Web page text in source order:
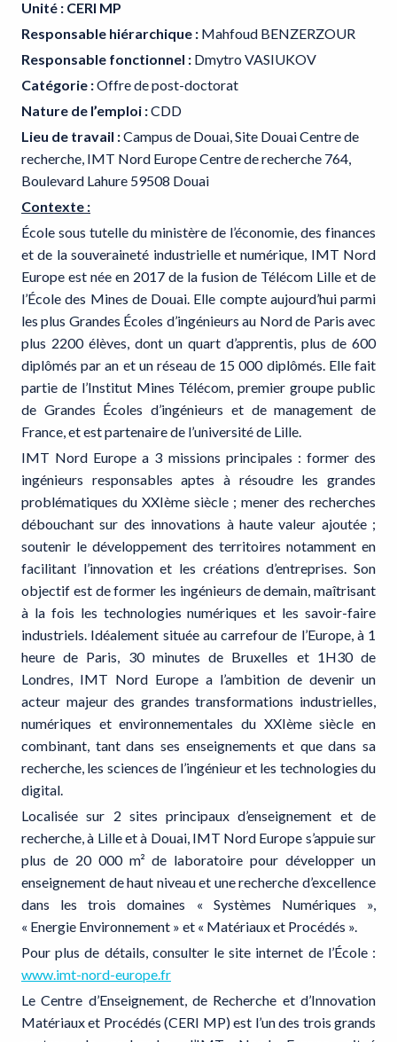
Unité : CERI MP
Responsable hiérarchique : Mahfoud BENZERZOUR
Responsable fonctionnel : Dmytro VASIUKOV
Catégorie :Offre de post-doctorat
Nature de l’emploi :CDD
Lieu de travail :Campus de Douai, Site Douai Centre de
recherche, IMT Nord Europe Centre de recherche 764,
Boulevard Lahure 59508 Douai
Contexte :
École sous tutelle du ministère de l’économie, des finances
et de la souveraineté industrielle et numérique, IMT Nord
Europe est née en 2017 de la fusion de Télécom Lille et de
l’École des Mines de Douai. Elle compte aujourd’hui parmi
les plus Grandes Écoles d’ingénieurs au Nord de Paris avec
plus 2200 élèves, dont un quart d’apprentis, plus de 600
diplômés par an et un réseau de 15 000 diplômés. Elle fait
partie de l’Institut Mines Télécom, premier groupe public
de Grandes Écoles d’ingénieurs et de management de
France, et est partenaire de l’université de Lille.
IMT Nord Europe a 3 missions principales : former des
ingénieurs responsables aptes à résoudre les grandes
problématiques du XXIème siècle ; mener des recherches
débouchant sur des innovations à haute valeur ajoutée ;
soutenir le développement des territoires notamment en
facilitant l’innovation et les créations d’entreprises. Son
objectif est de former les ingénieurs de demain, maîtrisant
à la fois les technologies numériques et les savoir-faire
industriels. Idéalement située au carrefour de l’Europe, à 1
heure de Paris, 30 minutes de Bruxelles et 1H30 de
Londres, IMT Nord Europe a l’ambition de devenir un
acteur majeur des grandes transformations industrielles,
numériques et environnementales du XXIème siècle en
combinant, tant dans ses enseignements et que dans sa
recherche, les sciences de l’ingénieur et les technologies du
digital.
Localisée sur 2 sites principaux d’enseignement et de
recherche, à Lille et à Douai, IMT Nord Europe s’appuie sur
plus de 20 000 m² de laboratoire pour développer un
enseignement de haut niveau et une recherche d’excellence
dans les trois domaines « Systèmes Numériques »,
« Energie Environnement » et « Matériaux et Procédés ».
Pour plus de détails, consulter le site internet de l’École :
www.imt-nord-europe.fr
Le Centre d’Enseignement, de Recherche et d’Innovation
Matériaux et Procédés (CERI MP) est l’un des trois grands